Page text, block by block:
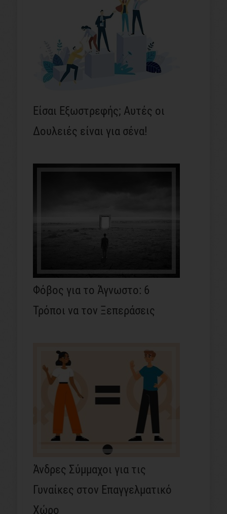
Είσαι Εξωστρεφής; Αυτές οι
Δουλειές είναι για σένα!
Φόβος για το Άγνωστο: 6
Τρόποι να τον Ξεπεράσεις
Άνδρες Σύμμαχοι για τις
Γυναίκες στον Επαγγελματικό
Χώρο